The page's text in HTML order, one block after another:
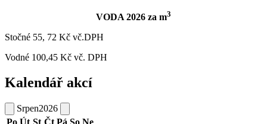
VODA 2026 za m3
Stočné 55, 72 Kč vč.DPH
Vodné 100,45 Kč vč. DPH
Kalendář akcí
Srpen2026
Po Út St Čt Pá So Ne